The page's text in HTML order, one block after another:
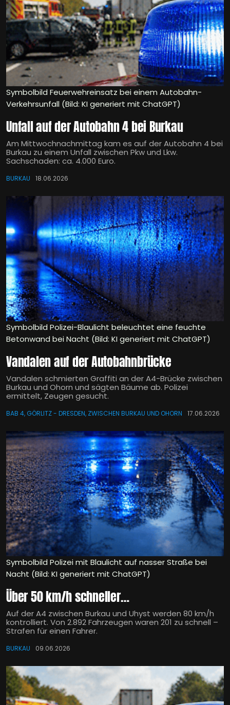
Symbolbild Feuerwehreinsatz bei einem Autobahn-
Verkehrsunfall (Bild: KI generiert mit ChatGPT)
Unfall auf der Autobahn 4 bei Burkau
Am Mittwochnachmittag kam es auf der Autobahn 4 bei
Burkau zu einem Unfall zwischen Pkw und Lkw.
Sachschaden: ca. 4.000 Euro.
BURKAU 18.06.2026
Symbolbild Polizei-Blaulicht beleuchtet eine feuchte
Betonwand bei Nacht (Bild: KI generiert mit ChatGPT)
Vandalen auf der Autobahnbrücke
Vandalen schmierten Graffiti an der A4-Brücke zwischen
Burkau und Ohorn und sägten Bäume ab. Polizei
ermittelt, Zeugen gesucht.
BAB 4, GÖRLITZ - DRESDEN, ZWISCHEN BURKAU UND OHORN 17.06.2026
Symbolbild Polizei mit Blaulicht auf nasser Straße bei
Nacht (Bild: KI generiert mit ChatGPT)
Über 50 km/h schneller…
Auf der A4 zwischen Burkau und Uhyst werden 80 km/h
kontrolliert. Von 2.892 Fahrzeugen waren 201 zu schnell –
Strafen für einen Fahrer.
BURKAU 09.06.2026